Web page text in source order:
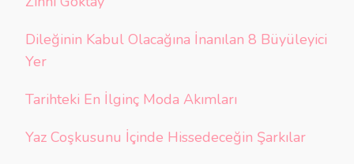
Dileğinin Kabul Olacağına İnanılan 8 Büyüleyici
Yer
Tarihteki En İlginç Moda Akımları
Yaz Coşkusunu İçinde Hissedeceğin Şarkılar